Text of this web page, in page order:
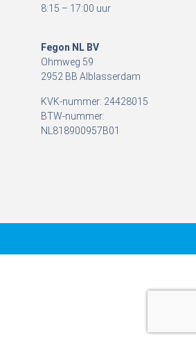
8:15 – 17:00 uur
Fegon NL BV
Ohmweg 59
2952 BB Alblasserdam
KVK-nummer: 24428015
BTW-nummer:
NL818900957B01